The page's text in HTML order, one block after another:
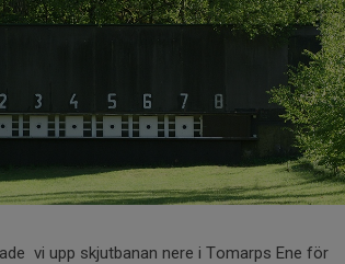
vi upp skjutbanan nere i Tomarps Ene för